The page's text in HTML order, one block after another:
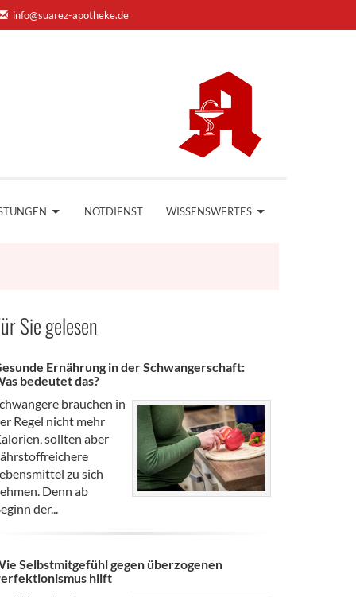
info@suarez-apotheke.de
NOTDIENST WISSENSWERTES
Sie gelesen
Ernährung in der Schwangerschaft:
bedeutet das?
brauchen in
Regel nicht mehr
sollten aber
zu sich
Denn ab
der...
Selbstmitgefühl gegen überzogenen
hilft